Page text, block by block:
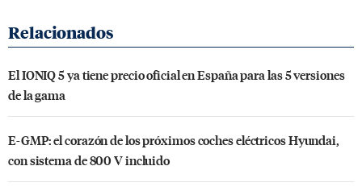
El IONIQ 5 ya tiene precio oficial en España para las 5 versiones
de la gama
E-GMP: el corazón de los próximos coches eléctricos Hyundai,
con sistema de 800 V incluido